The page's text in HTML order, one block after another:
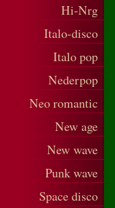
Hi-Nrg
Italo-disco
Italo pop
Nederpop
Neo romantic
New age
New wave
Punk wave
Space disco